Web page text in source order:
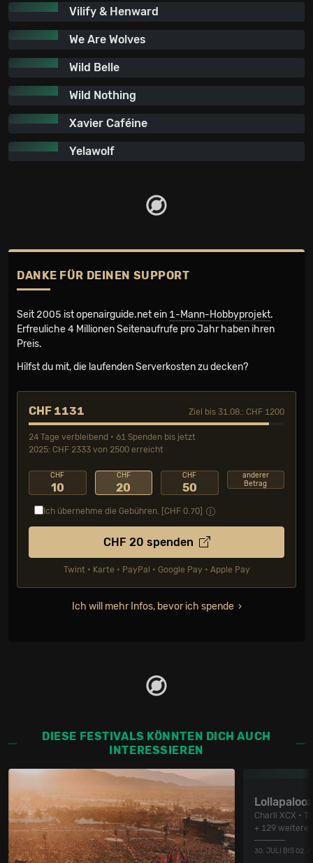
Vilify & Henward
We Are Wolves
Wild Belle
Wild Nothing
Xavier Caféine
Yelawolf
DANKE FÜR DEINEN SUPPORT
Seit 2005 ist openairguide.net ein 1-Mann-Hobbyprojekt.
Erfreuliche 4 Millionen Seiten­aufrufe pro Jahr haben ihren
Preis.
Hilfst du mit, die laufenden Serverkosten zu decken?
CHF 1131 Ziel bis 31.08.: CHF 1200
24 Tage verbleibend • 61 Spenden bis jetzt
2025: CHF 2333 von 2500 erreicht
CHF
10
CHF
20
CHF
50
anderer
Betrag
Ich übernehme die Gebühren. [CHF 0.70
CHF 20 spenden
Twint • Karte • PayPal • Google Pay • Apple Pay
Ich will mehr Infos, bevor ich spende
DIESE FESTIVALS KÖNNTEN DICH AUCH
INTERESSIEREN
Charli XCX •
+ 129 weitere
30. JULI BIS 02.